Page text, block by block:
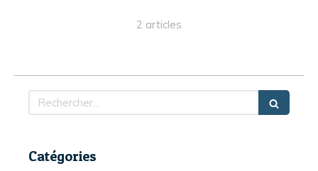
2 articles
Rechercher
Catégories